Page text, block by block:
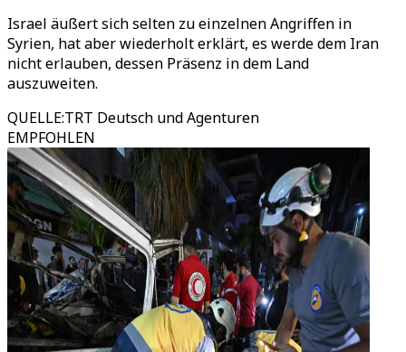
Israel äußert sich selten zu einzelnen Angriffen in
Syrien, hat aber wiederholt erklärt, es werde dem Iran
nicht erlauben, dessen Präsenz in dem Land
auszuweiten.
QUELLE:TRT Deutsch und Agenturen
EMPFOHLEN